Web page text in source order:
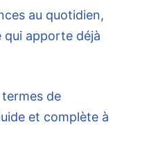
au quotidien,
qui apporte déjà
de
et complète à